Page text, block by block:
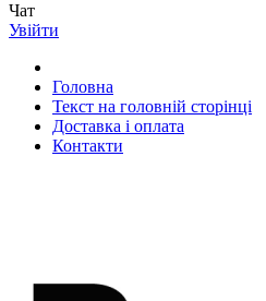
Чат
Увійти
Головна
Текст на головній сторінці
Доставка і оплата
Контакти